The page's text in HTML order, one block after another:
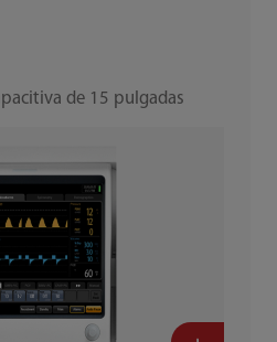
de 15 pulgadas